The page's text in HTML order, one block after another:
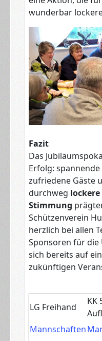
wunderbar
Fazit
Das
Erfolg:
zufriedene Gäste
durchweg
Stimmung
Schützenverein
herzlich bei allen
Sponsoren für
sich bereits auf
zukünftigen
LG Freihand
KK
Mannschaften